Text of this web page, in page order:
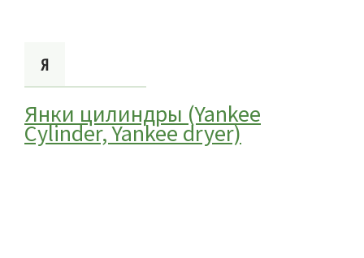
Я
Янки цилиндры (Yankee
Cylinder, Yankee dryer)